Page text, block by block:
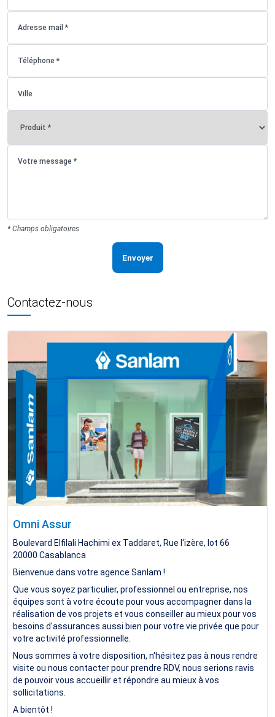
* Champs obligatoires
Envoyer
Contactez-nous
Omni Assur
Boulevard Elfilali Hachimi ex Taddaret, Rue l'izère, lot 66
20000 Casablanca
Bienvenue dans votre agence Sanlam !
Que vous soyez particulier, professionnel ou entreprise, nos
équipes sont à votre écoute pour vous accompagner dans la
réalisation de vos projets et vous conseiller au mieux pour vos
besoins d'assurances aussi bien pour votre vie privée que pour
votre activité professionnelle.
Nous sommes à votre disposition, n'hésitez pas à nous rendre
visite ou nous contacter pour prendre RDV, nous serions ravis
de pouvoir vous accueillir et répondre au mieux à vos
sollicitations.
A bientôt !